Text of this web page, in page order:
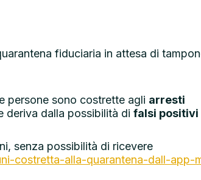
fiduciaria in attesa di
persone sono costrette agli arresti
deriva dalla possibilità di falsi positivi
senza possibilità di ricevere
costretta-alla-quarantena-dall-app-